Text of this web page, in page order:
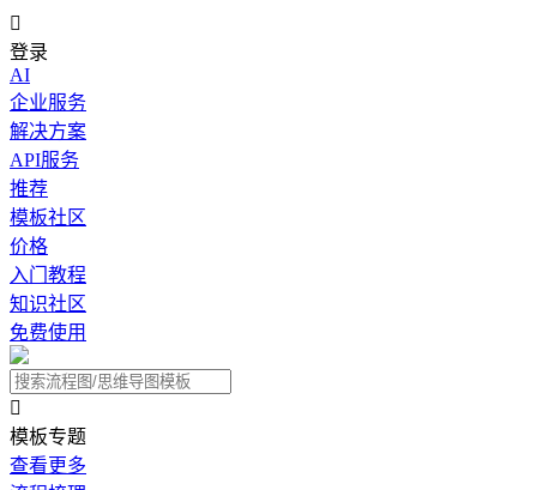

登录
AI
企业服务
解决方案
API服务
推荐
模板社区
价格
入门教程
知识社区
免费使用

模板专题
查看更多